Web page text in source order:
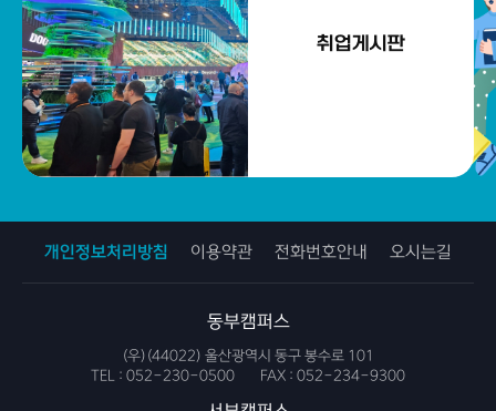
취업게시판
개인정보처리방침 이용약관 전화번호안내 오시는길
동부캠퍼스
(우)(44022) 울산광역시 동구 봉수로 101
TEL : 052-230-0500 FAX : 052-234-9300